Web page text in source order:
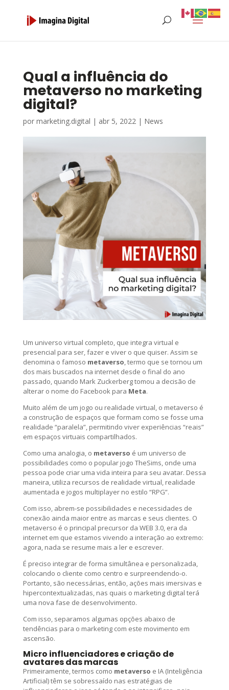
Qual a influência do
metaverso no marketing
digital?
por marketing.digital | abr 5, 2022| News
Um universo virtual completo, que integra virtual e
presencial para ser, fazer e viver o que quiser. Assim se
denomina o famoso metaverso, termo que se tornou um
dos mais buscados na internet desde o final do ano
passado, quando Mark Zuckerberg tomou a decisão de
alterar o nome do Facebook para Meta.
Muito além de um jogo ou realidade virtual, o metaverso é
a construção de espaços que formam como se fosse uma
realidade “paralela”, permitindo viver experiências “reais”
em espaços virtuais compartilhados.
Como uma analogia, o metaverso é um universo de
possibilidades como o popular jogo TheSims, onde uma
pessoa pode criar uma vida inteira para seu avatar. Dessa
maneira, utiliza recursos de realidade virtual, realidade
aumentada e jogos multiplayer no estilo “RPG”.
Com isso, abrem-se possibilidades e necessidades de
conexão ainda maior entre as marcas e seus clientes. O
metaverso é o principal precursor da WEB 3.0, era da
internet em que estamos vivendo a interação ao extremo:
agora, nada se resume mais a ler e escrever.
É preciso integrar de forma simultânea e personalizada,
colocando o cliente como centro e surpreendendo-o.
Portanto, são necessárias, então, ações mais imersivas e
hipercontextualizadas, nas quais o marketing digital terá
uma nova fase de desenvolvimento.
Com isso, separamos algumas opções abaixo de
tendências para o marketing com este movimento em
ascensão.
Micro influenciadores e criação de
avatares das marcas
Primeiramente, termos como metaverso e IA (Inteligência
Artificial) têm se sobressaído nas estratégias de